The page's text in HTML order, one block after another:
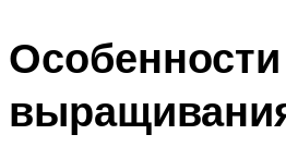
Особенности